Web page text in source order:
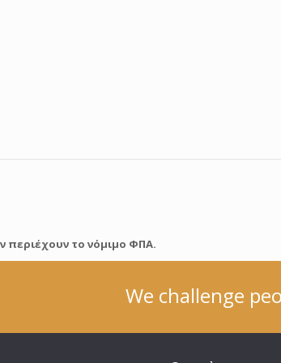
περιέχουν το νόμιμο ΦΠΑ.
We challenge